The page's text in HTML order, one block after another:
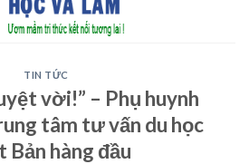
TIN TỨC
vời!” – Phụ huynh
tâm tư vấn du học
Bản hàng đầu